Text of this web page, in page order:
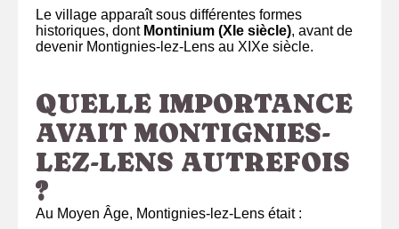
Le village apparaît sous différentes formes
historiques, dont Montinium (XIe siècle), avant de
devenir Montignies-lez-Lens au XIXe siècle.
QUELLE IMPORTANCE
AVAIT MONTIGNIES-
LEZ-LENS AUTREFOIS
?
Au Moyen Âge, Montignies-lez-Lens était :